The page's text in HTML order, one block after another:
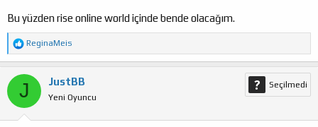
n
h
i
Bu yüzden rise online world içinde bende olacağım.
T
e
p
k
i
l
e
r
ReginaMeis
J JustBB
Yeni Oyuncu
Seçilmedi